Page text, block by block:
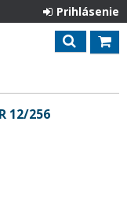
Prihlásenie
12/256